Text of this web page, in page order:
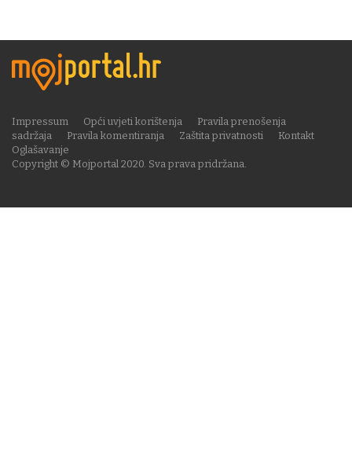
Copyright © Mojportal 2020. Sva prava pridržana.
Impressum Opći uvjeti korištenja
Pravila prenošenja
sadržaja
Pravila komentiranja Zaštita privatnosti
Kontakt
Oglašavanje